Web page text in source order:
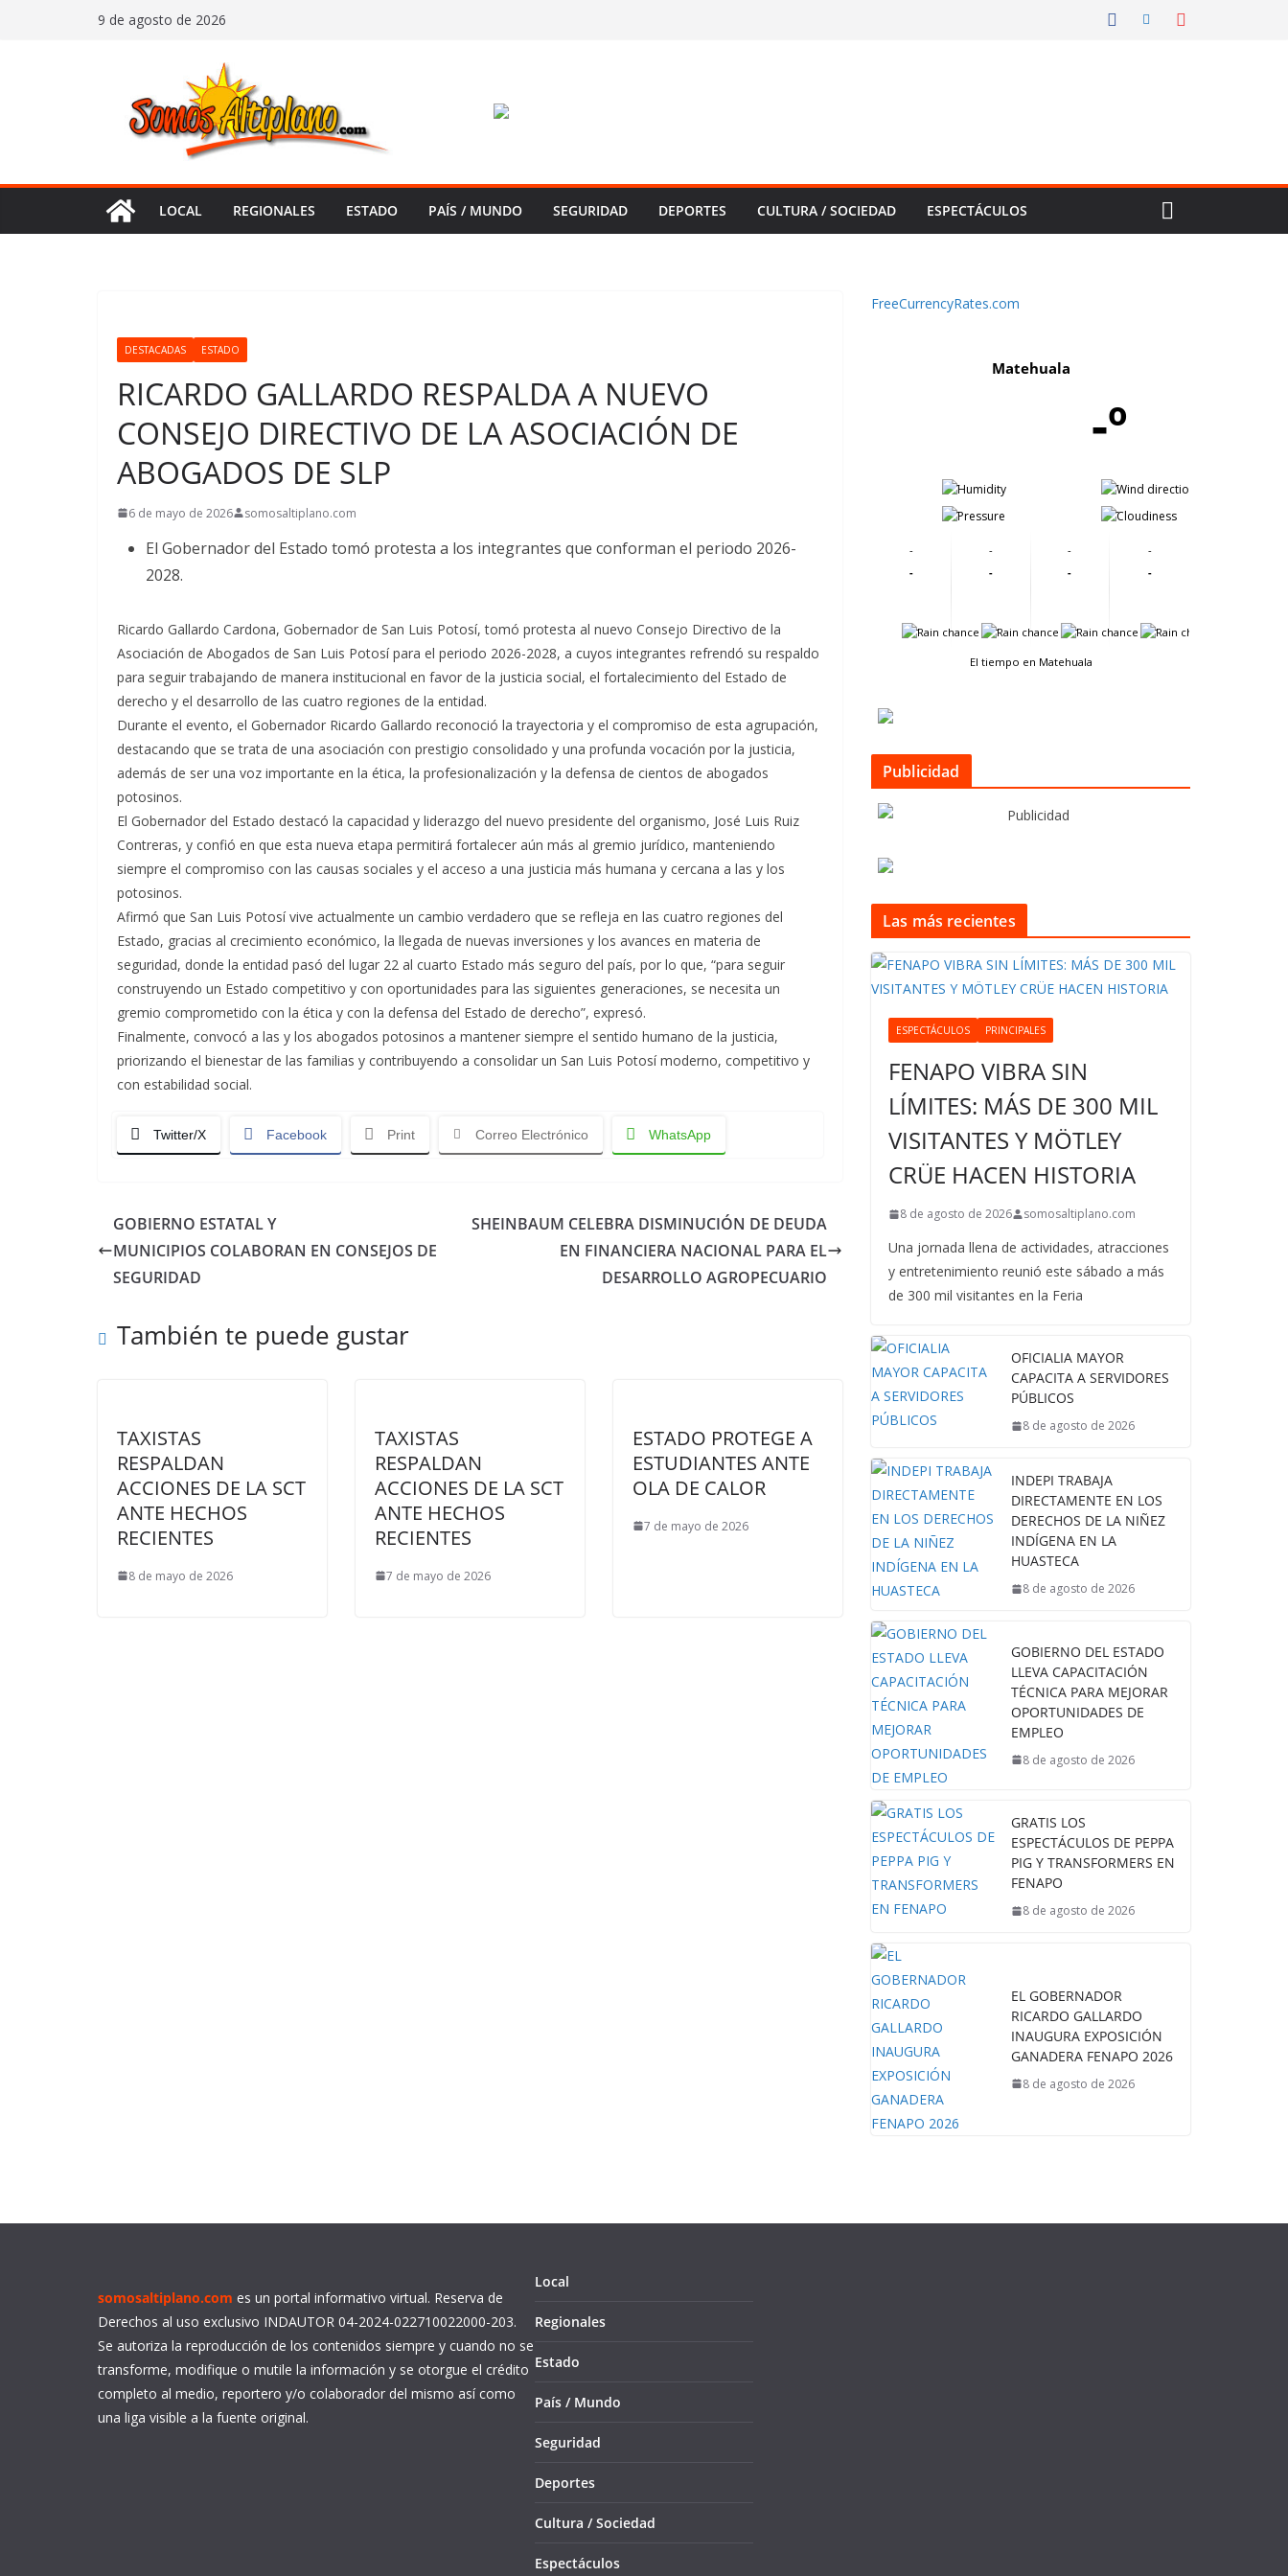
9 de agosto de 2026
LOCAL REGIONALES ESTADO PAÍS / MUNDO SEGURIDAD DEPORTES CULTURA / SOCIEDAD ESPECTÁCULOS
DESTACADAS ESTADO
RICARDO GALLARDO RESPALDA A NUEVO
CONSEJO DIRECTIVO DE LA ASOCIACIÓN DE
ABOGADOS DE SLP
6 de mayo de 2026 somosaltiplano.com
El Gobernador del Estado tomó protesta a los integrantes que conforman el periodo 2026-
2028.
Ricardo Gallardo Cardona, Gobernador de San Luis Potosí, tomó protesta al nuevo Consejo Directivo de la
Asociación de Abogados de San Luis Potosí para el periodo 2026-2028, a cuyos integrantes refrendó su respaldo
para seguir trabajando de manera institucional en favor de la justicia social, el fortalecimiento del Estado de
derecho y el desarrollo de las cuatro regiones de la entidad.
Durante el evento, el Gobernador Ricardo Gallardo reconoció la trayectoria y el compromiso de esta agrupación,
destacando que se trata de una asociación con prestigio consolidado y una profunda vocación por la justicia,
además de ser una voz importante en la ética, la profesionalización y la defensa de cientos de abogados
potosinos.
El Gobernador del Estado destacó la capacidad y liderazgo del nuevo presidente del organismo, José Luis Ruiz
Contreras, y confió en que esta nueva etapa permitirá fortalecer aún más al gremio jurídico, manteniendo
siempre el compromiso con las causas sociales y el acceso a una justicia más humana y cercana a las y los
potosinos.
Afirmó que San Luis Potosí vive actualmente un cambio verdadero que se refleja en las cuatro regiones del
Estado, gracias al crecimiento económico, la llegada de nuevas inversiones y los avances en materia de
seguridad, donde la entidad pasó del lugar 22 al cuarto Estado más seguro del país, por lo que, “para seguir
construyendo un Estado competitivo y con oportunidades para las siguientes generaciones, se necesita un
gremio comprometido con la ética y con la defensa del Estado de derecho”, expresó.
Finalmente, convocó a las y los abogados potosinos a mantener siempre el sentido humano de la justicia,
priorizando el bienestar de las familias y contribuyendo a consolidar un San Luis Potosí moderno, competitivo y
con estabilidad social.
Twitter/X Facebook Print Correo Electrónico WhatsApp
GOBIERNO ESTATAL Y
MUNICIPIOS COLABORAN EN CONSEJOS DE
SEGURIDAD
SHEINBAUM CELEBRA DISMINUCIÓN DE DEUDA
EN FINANCIERA NACIONAL PARA EL
DESARROLLO AGROPECUARIO
También te puede gustar
TAXISTAS
RESPALDAN
ACCIONES DE LA SCT
ANTE HECHOS
RECIENTES
8 de mayo de 2026
TAXISTAS
RESPALDAN
ACCIONES DE LA SCT
ANTE HECHOS
RECIENTES
7 de mayo de 2026
ESTADO PROTEGE A
ESTUDIANTES ANTE
OLA DE CALOR
7 de mayo de 2026
FreeCurrencyRates.com
Matehuala
-º
-
-
-
-
-
-
-
-
-
-
-
-
-
-
-
-
El tiempo en Matehuala
Publicidad
Las más recientes
ESPECTÁCULOS PRINCIPALES
FENAPO VIBRA SIN
LÍMITES: MÁS DE 300 MIL
VISITANTES Y MÖTLEY
CRÜE HACEN HISTORIA
8 de agosto de 2026 somosaltiplano.com
Una jornada llena de actividades, atracciones
y entretenimiento reunió este sábado a más
de 300 mil visitantes en la Feria
OFICIALIA MAYOR
CAPACITA A SERVIDORES
PÚBLICOS
8 de agosto de 2026
INDEPI TRABAJA
DIRECTAMENTE EN LOS
DERECHOS DE LA NIÑEZ
INDÍGENA EN LA
HUASTECA
8 de agosto de 2026
GOBIERNO DEL ESTADO
LLEVA CAPACITACIÓN
TÉCNICA PARA MEJORAR
OPORTUNIDADES DE
EMPLEO
8 de agosto de 2026
GRATIS LOS
ESPECTÁCULOS DE PEPPA
PIG Y TRANSFORMERS EN
FENAPO
8 de agosto de 2026
EL GOBERNADOR
RICARDO GALLARDO
INAUGURA EXPOSICIÓN
GANADERA FENAPO 2026
8 de agosto de 2026
somosaltiplano.com es un portal informativo virtual. Reserva de
Derechos al uso exclusivo INDAUTOR 04-2024-022710022000-203.
Se autoriza la reproducción de los contenidos siempre y cuando no se
transforme, modifique o mutile la información y se otorgue el crédito
completo al medio, reportero y/o colaborador del mismo así como
una liga visible a la fuente original.
Local
Regionales
Estado
País / Mundo
Seguridad
Deportes
Cultura / Sociedad
Espectáculos